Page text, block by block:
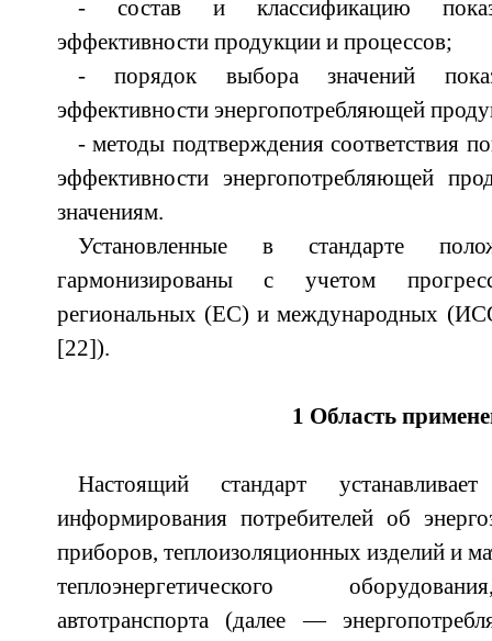
- состав и классификацию
эффективности продукции и процессов;
- порядок выбора значений
эффективности энергопотребляющей
- методы подтверждения соответствия
эффективности энергопотребляющей
значениям.
Установленные в стандарте
гармонизированы с учетом
региональных (ЕС) и международных
[22]).
1 Область
Настоящий стандарт
информирования потребителей об
приборов, теплоизоляционных изделий и
теплоэнергетического
автотранспорта (далее —